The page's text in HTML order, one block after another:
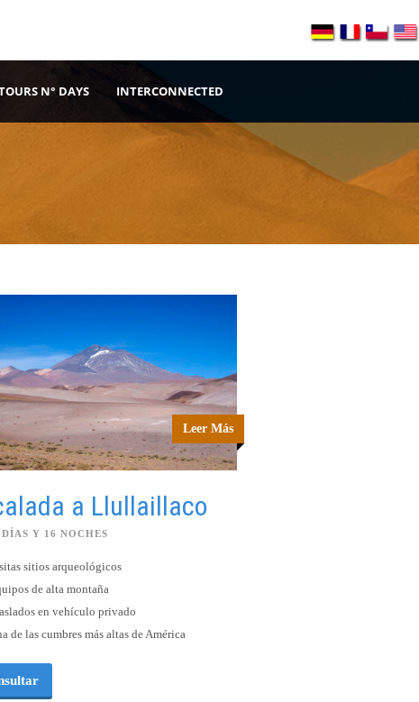
N° DAYS INTERCONNECTED
Leer Más
a Llullaillaco
DÍAS Y 16 NOCHES
sitios arqueológicos
de alta montaña
en vehículo privado
de las cumbres más altas de América